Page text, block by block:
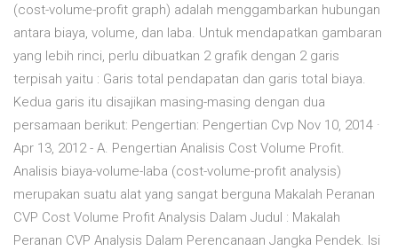
(cost-volume-profit graph) adalah menggambarkan hubungan
antara biaya, volume, dan laba. Untuk mendapatkan gambaran
yang lebih rinci, perlu dibuatkan 2 grafik dengan 2 garis
terpisah yaitu : Garis total pendapatan dan garis total biaya.
Kedua garis itu disajikan masing-masing dengan dua
persamaan berikut: Pengertian: Pengertian Cvp Nov 10, 2014 ·
Apr 13, 2012 - A. Pengertian Analisis Cost Volume Profit.
Analisis biaya-volume-laba (cost-volume-profit analysis)
merupakan suatu alat yang sangat berguna Makalah Peranan
CVP Cost Volume Profit Analysis Dalam Judul : Makalah
Peranan CVP Analysis Dalam Perencanaan Jangka Pendek. Isi